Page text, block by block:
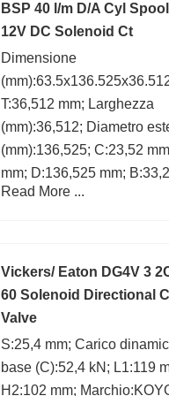
BSP 40 l/m D/A Cyl
12V DC Solenoid Ct
Dimensione
T:36,512 mm; Larghezza
(mm):36,512; Diametro
(mm):136,525; C:23,52
mm; D:136,525 mm;
Bearing number:78250/
Read More ...
Vickers/ Eaton DG4V 3
60 Solenoid Directional
Valve
S:25,4 mm; Carico
base (C):52,4 kN; L1:119
H2:102 mm;